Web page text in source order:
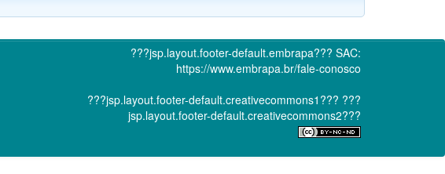
???jsp.layout.footer-default.embrapa??? SAC:
https://www.embrapa.br/fale-conosco
???jsp.layout.footer-default.creativecommons1??? ???
jsp.layout.footer-default.creativecommons2???